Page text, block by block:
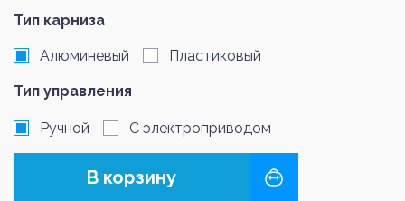
Тип карниза
Алюминевый Пластиковый
Тип управления
Ручной С электроприводом
В корзину